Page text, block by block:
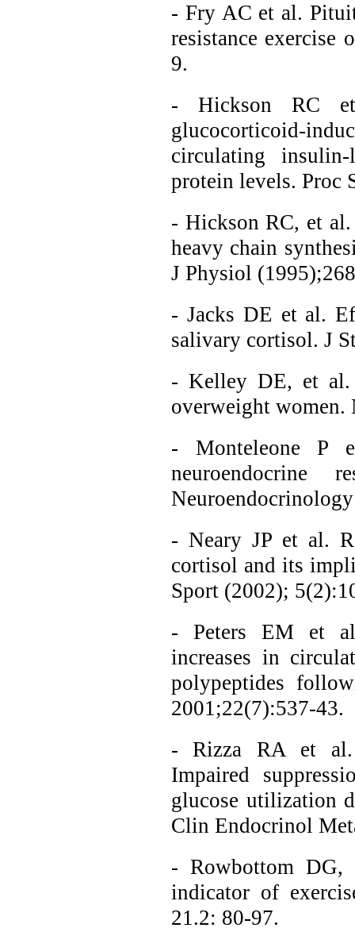
- Fry AC et al.
resistance exercise
9.
- Hickson RC
glucocorticoid-
circulating
protein levels. Proc
- Hickson RC, et
heavy chain
J Physiol
- Jacks DE et al.
salivary cortisol. J
- Kelley DE, et al.
overweight women.
- Monteleone P
neuroendocrine
- Neary JP et al.
cortisol and its
Sport (2002);
- Peters EM et
increases in
polypeptides
2001;22(7):537-43.
- Rizza RA et al.
Impaired
glucose utilization
Clin Endocrinol
- Rowbottom DG,
indicator of
21.2: 80-97.